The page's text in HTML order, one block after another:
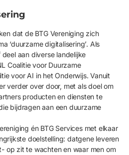
dat de BTG Vereniging zich
‘duurzame digitalisering’. Als
aan diverse landelijke
Coalitie voor Duurzame
voor AI in het Onderwijs. Vanuit
verder over door, met als doel om
producten en diensten te
bijdragen aan een duurzame
én BTG Services met elkaar
doelstelling: datgene leveren
op zit te wachten en waar men om